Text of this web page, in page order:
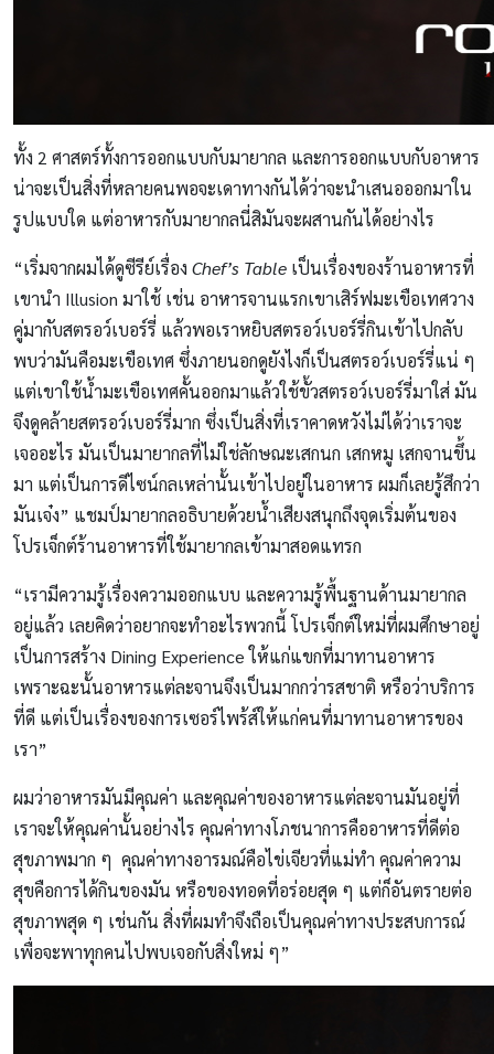
ทั้ง 2 ศาสตร์ทั้งการออกแบบกับมายากล และการออกแบบกับอาหาร
น่าจะเป็นสิ่งที่หลายคนพอจะเดาทางกันได้ว่าจะนำเสนอออกมาใน
รูปแบบใด แต่อาหารกับมายากลนี่สิมันจะผสานกันได้อย่างไร
“เริ่มจากผมได้ดูซีรีย์เรื่อง Chef’s Table เป็นเรื่องของร้านอาหารที่
เขานำ Illusion มาใช้ เช่น อาหารจานแรกเขาเสิร์ฟมะเขือเทศวาง
คู่มากับสตรอว์เบอร์รี่ แล้วพอเราหยิบสตรอว์เบอร์รี่กินเข้าไปกลับ
พบว่ามันคือมะเขือเทศ ซึ่งภายนอกดูยังไงก็เป็นสตรอว์เบอร์รี่แน่ ๆ
แต่เขาใช้น้ำมะเขือเทศคั้นออกมาแล้วใช้ขั้วสตรอว์เบอร์รี่มาใส่ มัน
จึงดูคล้ายสตรอว์เบอร์รี่มาก ซึ่งเป็นสิ่งที่เราคาดหวังไม่ได้ว่าเราจะ
เจออะไร มันเป็นมายากลที่ไม่ใช่ลักษณะเสกนก เสกหมู เสกจานขึ้น
มา แต่เป็นการดีไซน์กลเหล่านั้นเข้าไปอยู่ในอาหาร ผมก็เลยรู้สึกว่า
มันเจ๋ง” แชมป์มายากลอธิบายด้วยน้ำเสียงสนุกถึงจุดเริ่มต้นของ
โปรเจ็กต์ร้านอาหารที่ใช้มายากลเข้ามาสอดแทรก
“เรามีความรู้เรื่องความออกแบบ และความรู้พื้นฐานด้านมายากล
อยู่แล้ว เลยคิดว่าอยากจะทำอะไรพวกนี้ โปรเจ็กต์ใหม่ที่ผมศึกษาอยู่
เป็นการสร้าง Dining Experience ให้แก่แขกที่มาทานอาหาร
เพราะฉะนั้นอาหารแต่ละจานจึงเป็นมากกว่ารสชาติ หรือว่าบริการ
ที่ดี แต่เป็นเรื่องของการเซอร์ไพร้ส์ให้แก่คนที่มาทานอาหารของ
เรา”
ผมว่าอาหารมันมีคุณค่า และคุณค่าของอาหารแต่ละจานมันอยู่ที่
เราจะให้คุณค่านั้นอย่างไร คุณค่าทางโภชนาการคืออาหารที่ดีต่อ
สุขภาพมาก ๆ คุณค่าทางอารมณ์คือไข่เจียวที่แม่ทำ คุณค่าความ
สุขคือการได้กินของมัน หรือของทอดที่อร่อยสุด ๆ แต่ก็อันตรายต่อ
สุขภาพสุด ๆ เช่นกัน สิ่งที่ผมทำจึงถือเป็นคุณค่าทางประสบการณ์
เพื่อจะพาทุกคนไปพบเจอกับสิ่งใหม่ ๆ”